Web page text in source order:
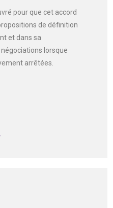
pour que cet accord
de définition
et dans sa
lorsque
arrêtées.